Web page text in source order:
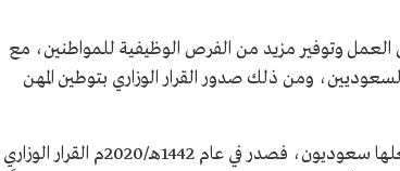
العمل وتوفير مزيد من الفرص الوظيفية للمواطنين، مع
ومن ذلك صدور القرار الوزاري بتوطين المهن
وامتدت عملية التوطين إلى عدد من المهن التي يمكن أن يشغلها سعوديون، فصدر في عام 1442هـ/2020م القرار الوزاري